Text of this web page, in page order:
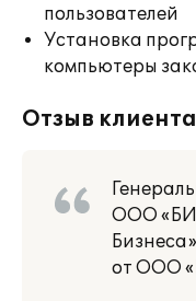
пользователей
Установка
компьютеры
Отзыв клиента
ООО
от ООО